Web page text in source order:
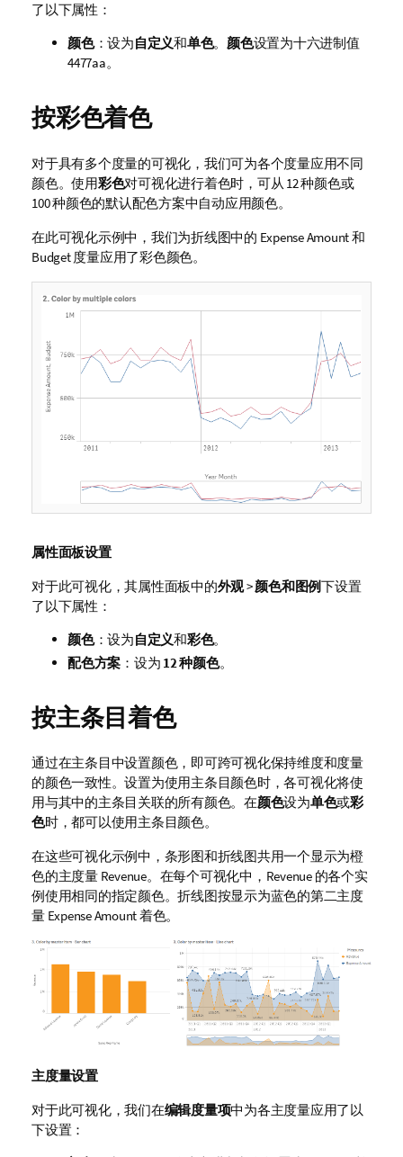
了以下属性：
颜色：设为自定义和单色。 颜色设置为十六进制值
4477aa。
按彩色着色
对于具有多个度量的可视化，我们可为各个度量应用不同
颜色。使用彩色对可视化进行着色时，可从 12 种颜色或
100 种颜色的默认配色方案中自动应用颜色。
在此可视化示例中，我们为折线图中的 Expense Amount和
Budget度量应用了彩色颜色。
属性面板设置
对于此可视化，其属性面板中的外观>颜色和图例下设置
了以下属性：
颜色：设为自定义和彩色。
配色方案 ：设为 12 种颜色。
按主条目着色
通过在主条目中设置颜色，即可跨可视化保持维度和度量
的颜色一致性。设置为使用主条目颜色时，各可视化将使
用与其中的主条目关联的所有颜色。在颜色设为单色或彩
色时，都可以使用主条目颜色。
在这些可视化示例中，条形图和折线图共用一个显示为橙
色的主度量 Revenue。在每个可视化中， Revenue的各个实
例使用相同的指定颜色。折线图按显示为蓝色的第二主度
量 Expense Amount着色。
主度量设置
对于此可视化，我们在编辑度量项中为各主度量应用了以
下设置：